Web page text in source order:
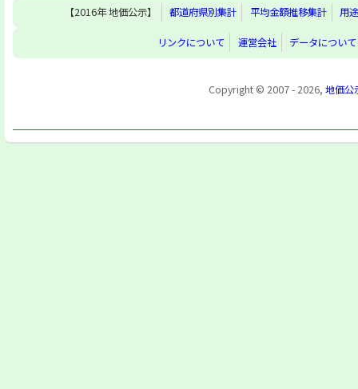
【2016年 地価公示】 都道府県別集計 平均金額推移集計 用
リンクについて 運営会社 データについて
Copyright © 2007 - 2026, 地価公